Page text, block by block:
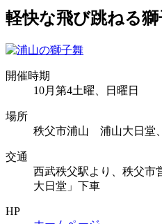
軽快な飛び跳ねる獅
開催時期
10月第4土曜、日曜日
場所
秩父市浦山 浦山大日堂
交通
西武秩父駅より、秩父市
大日堂」下車
HP